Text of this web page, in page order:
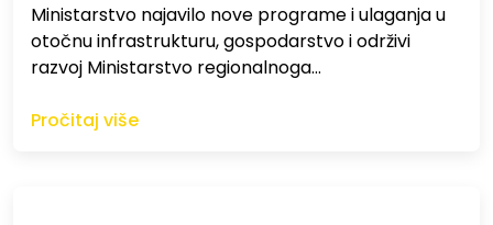
Ministarstvo najavilo nove programe i ulaganja u
otočnu infrastrukturu, gospodarstvo i održivi
razvoj Ministarstvo regionalnoga…
Pročitaj više